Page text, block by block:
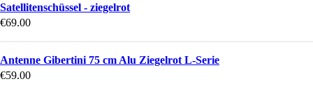
Satellitenschüssel - ziegelrot
€69.00
Antenne Gibertini 75 cm Alu Ziegelrot L-Serie
€59.00